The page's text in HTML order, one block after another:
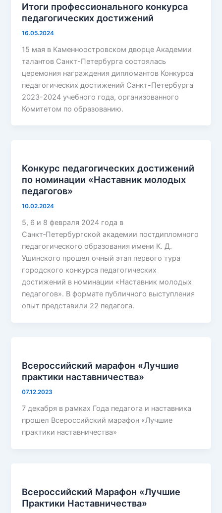
Итоги профессионального конкурса
педагогических достижений
16.05.2024
15 мая в Каменноостровском дворце Академии
талантов Санкт-Петербурга состоялась
церемония награждения дипломантов Конкурса
педагогических достижений Санкт-Петербурга
2023-2024 учебного года, организованного
Комитетом по образованию.
Конкурс педагогических достижений
по номинации «Наставник молодых
педагогов»
10.02.2024
5, 6 и 8 февраля 2024 года в
Санкт‑Петербургской академии постдипломного
педагогического образования имени К. Д.
Ушинского прошел очный этап первого тура
городского конкурса педагогических
достижений в номинации «Наставник молодых
педагогов». В формате публичного выступления
опыт представили 22 педагога.
Всероссийский марафон «Лучшие
практики наставничества»
07.12.2023
7 декабря в рамках Года педагога и наставника
прошел Всероссийский марафон «Лучшие
практики наставничества»
Всероссийский Марафон «Лучшие
Практики Наставничества»